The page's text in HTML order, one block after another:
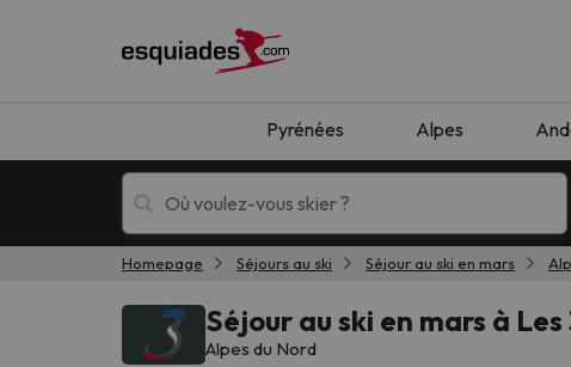
Pyrénées Alpes
Séjours au ski Séjours montagne
Homepage Séjours au ski Séjour au ski en mars
Séjour au ski en mars à Les
Alpes du Nord